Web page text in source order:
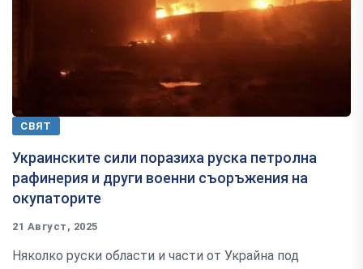
СВЯТ
Украинските сили поразиха руска петролна
рафинерия и други военни съоръжения на
окупаторите
21 Август, 2025
Няколко руски области и части от Украйна под